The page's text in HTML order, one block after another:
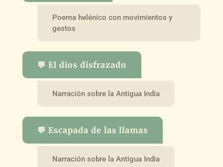
Poema helénico con movimientos y
gestos
💬 El dios disfrazado
Narración sobre la Antigua India
💬 Escapada de las llamas
Narración sobre la Antigua India